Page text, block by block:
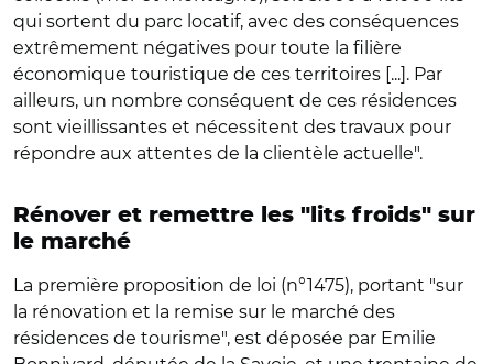
qui sortent du parc locatif, avec des conséquences
extrêmement négatives pour toute la filière
économique touristique de ces territoires [...]. Par
ailleurs, un nombre conséquent de ces résidences
sont vieillissantes et nécessitent des travaux pour
répondre aux attentes de la clientèle actuelle".
Rénover et remettre les "lits froids" sur
le marché
La première proposition de loi (n°1475), portant "sur
la rénovation et la remise sur le marché des
résidences de tourisme", est déposée par Emilie